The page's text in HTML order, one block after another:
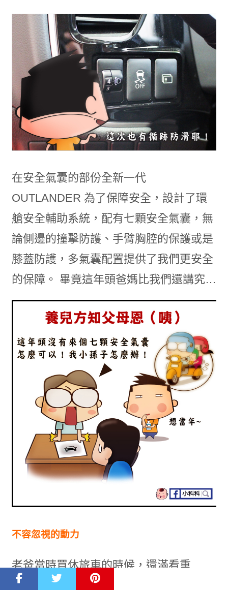
在安全氣囊的部份全新一代
OUTLANDER 為了保障安全，設計了環
艙安全輔助系統，配有七顆安全氣囊，無
論側邊的撞擊防護、手臂胸腔的保護或是
膝蓋防護，多氣囊配置提供了我們更安全
的保障。 畢竟這年頭爸媽比我們還講究…
不容忽視的動力
老爸當時買休旅車的時候，還滿看重
OUTLANDER 的馬力和相關動力規格。